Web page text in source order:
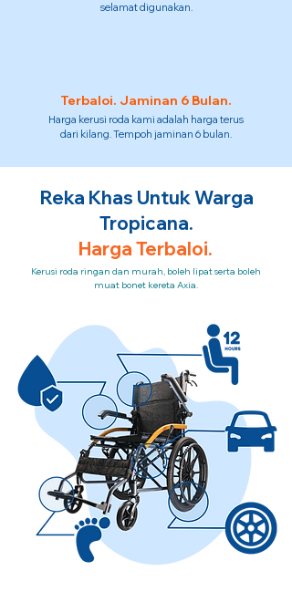
selamat digunakan.
Terbaloi. Jaminan 6 Bulan.
Harga kerusi roda kami adalah harga terus
dari kilang. Tempoh jaminan 6 bulan.
Reka Khas Untuk Warga
Tropicana.
Harga Terbaloi.
Kerusi roda ringan dan murah, boleh lipat serta boleh
muat bonet kereta Axia.